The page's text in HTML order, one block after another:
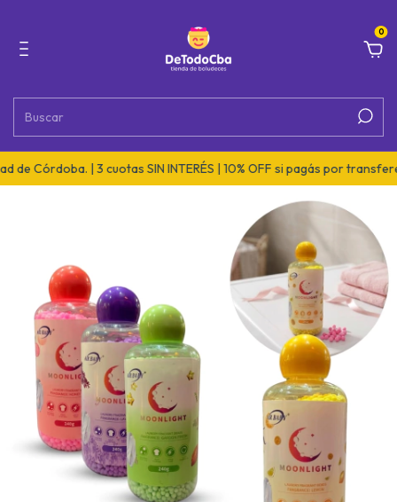
0
de Córdoba. | 3 cuotas SIN INTERÉS | 10% OFF si pagás por